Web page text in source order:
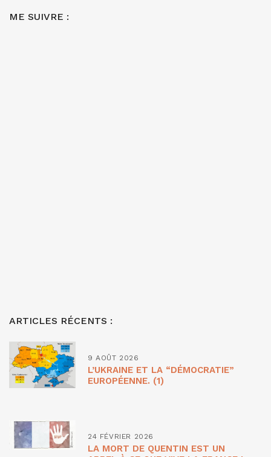
ME SUIVRE :
ARTICLES RÉCENTS :
9 AOÛT 2026
L’UKRAINE ET LA “DÉMOCRATIE”
EUROPÉENNE. (1)
24 FÉVRIER 2026
LA MORT DE QUENTIN EST UN